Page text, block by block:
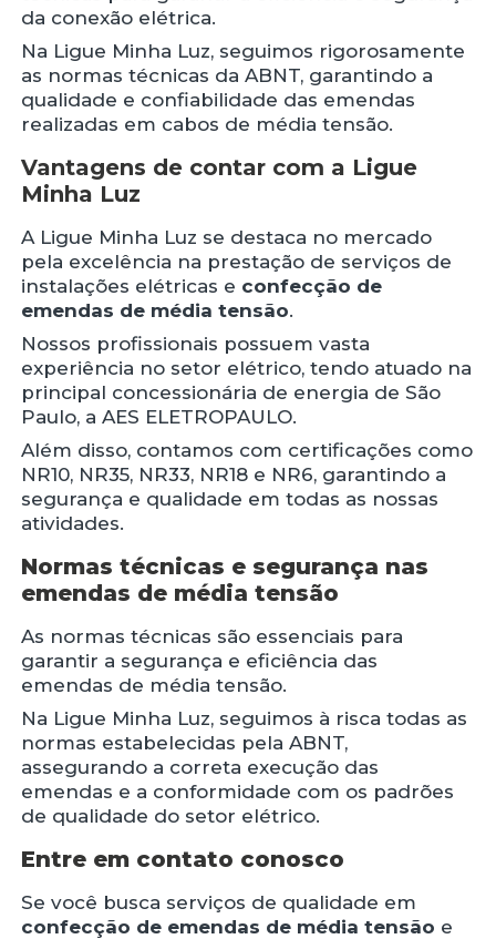
da conexão elétrica.
Na Ligue Minha Luz, seguimos rigorosamente
as normas técnicas da ABNT, garantindo a
qualidade e confiabilidade das emendas
realizadas em cabos de média tensão.
Vantagens de contar com a Ligue
Minha Luz
A Ligue Minha Luz se destaca no mercado
pela excelência na prestação de serviços de
instalações elétricas e confecção de
emendas de média tensão.
Nossos profissionais possuem vasta
experiência no setor elétrico, tendo atuado na
principal concessionária de energia de São
Paulo, a AES ELETROPAULO.
Além disso, contamos com certificações como
NR10, NR35, NR33, NR18 e NR6, garantindo a
segurança e qualidade em todas as nossas
atividades.
Normas técnicas e segurança nas
emendas de média tensão
As normas técnicas são essenciais para
garantir a segurança e eficiência das
emendas de média tensão.
Na Ligue Minha Luz, seguimos à risca todas as
normas estabelecidas pela ABNT,
assegurando a correta execução das
emendas e a conformidade com os padrões
de qualidade do setor elétrico.
Entre em contato conosco
Se você busca serviços de qualidade em
confecção de emendas de média tensão e